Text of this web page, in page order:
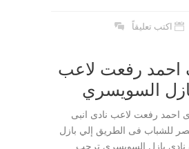
اكتب تعليقاً
احمد رفعت لاعب
السويسري
احمد رفعت لاعب نادى انبى
للشباب فى الطريق إلي بازل
نادى بازل السويسرى ترحب